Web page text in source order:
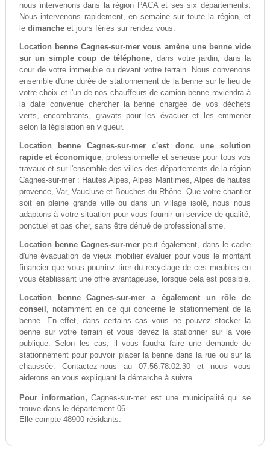
nous intervenons dans la région PACA et ses six départements.
Nous intervenons rapidement, en semaine sur toute la région, et
le dimancheet jours fériés sur rendez vous.
Location benne Cagnes-sur-mer vous amène une benne vide
sur un simple coup de téléphone, dans votre jardin, dans la
cour de votre immeuble ou devant votre terrain. Nous convenons
ensemble d'une durée de stationnement de la benne sur le lieu de
votre choix et l'un de nos chauffeurs de camion benne reviendra à
la date convenue chercher la benne chargée de vos déchets
verts, encombrants, gravats pour les évacuer et les emmener
selon la législation en vigueur.
Location benne Cagnes-sur-mer c'est donc une solution
rapide et économique, professionnelle et sérieuse pour tous vos
travaux et sur l'ensemble des villes des départements de la région
Cagnes-sur-mer : Hautes Alpes, Alpes Maritimes, Alpes de hautes
provence, Var, Vaucluse et Bouches du Rhône. Que votre chantier
soit en pleine grande ville ou dans un village isolé, nous nous
adaptons à votre situation pour vous fournir un service de qualité,
ponctuel et pas cher, sans être dénué de professionalisme.
Location benne Cagnes-sur-merpeut également, dans le cadre
d'une évacuation de vieux mobilier évaluer pour vous le montant
financier que vous pourriez tirer du recyclage de ces meubles en
vous établissant une offre avantageuse, lorsque cela est possible.
Location benne Cagnes-sur-mer a également un rôle de
conseil , notamment en ce qui concerne le stationnement de la
benne. En effet, dans certains cas vous ne pouvez stocker la
benne sur votre terrain et vous devez la stationner sur la voie
publique. Selon les cas, il vous faudra faire une demande de
stationnement pour pouvoir placer la benne dans la rue ou sur la
chaussée. Contactez-nous au 07.56.78.02.30 et nous vous
aiderons en vous expliquant la démarche à suivre.
Pour information, Cagnes-sur-mer est une municipalité qui se
trouve dans le département 06.
Elle compte 48900 résidants.